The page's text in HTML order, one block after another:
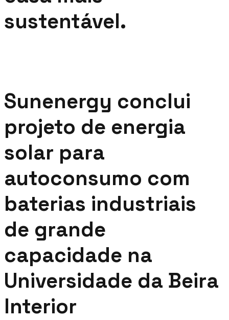
sustentável.
Sunenergy conclui
projeto de energia
solar para
autoconsumo com
baterias industriais
de grande
capacidade na
Universidade da Beira
Interior